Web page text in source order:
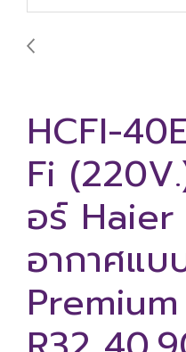
HCFI-
Fi
อร์ Haier
อากาศแ